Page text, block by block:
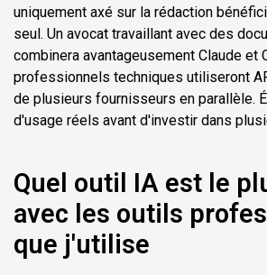
uniquement axé sur la rédaction
seul. Un avocat travaillant avec des
combinera avantageusement Claude et
professionnels techniques utiliseront
de plusieurs fournisseurs en parallèle.
d'usage réels avant d'investir dans
Quel outil IA est le
avec les outils
que j'utilise